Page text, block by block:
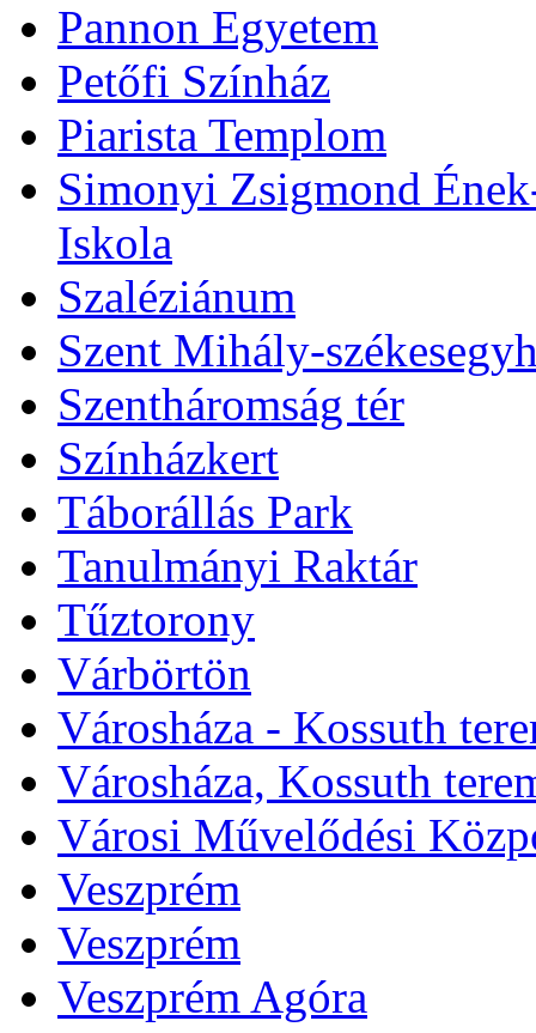
Pannon Egyetem
Petőfi Színház
Piarista Templom
Simonyi Zsigmond
Iskola
Szaléziánum
Szent Mihály-
Szentháromság tér
Színházkert
Táborállás Park
Tanulmányi Raktár
Tűztorony
Várbörtön
Városháza - Kossuth
Városháza, Kossuth
Városi Művelődési
Veszprém
Veszprém
Veszprém Agóra